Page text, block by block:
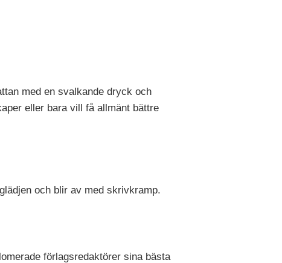
med en svalkande dryck och
eller bara vill få allmänt bättre
och blir av med skrivkramp.
förlagsredaktörer sina bästa